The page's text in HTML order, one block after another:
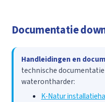
Documentatie
Handleidingen en
technische
waterontharder:
K-Natur